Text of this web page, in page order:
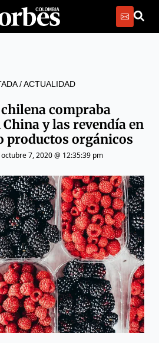
/ACTUALIDAD
compraba
y las revendía en
productos orgánicos
octubre 7, 2020 @ 12:35:39 pm